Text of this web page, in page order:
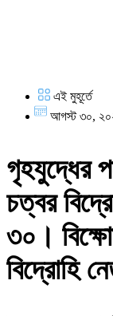
এই মুহূর্তে
আগস্ট ৩০,
গৃহযুদ্ধের
চত্বর
৩০।
বিদ্রোহি